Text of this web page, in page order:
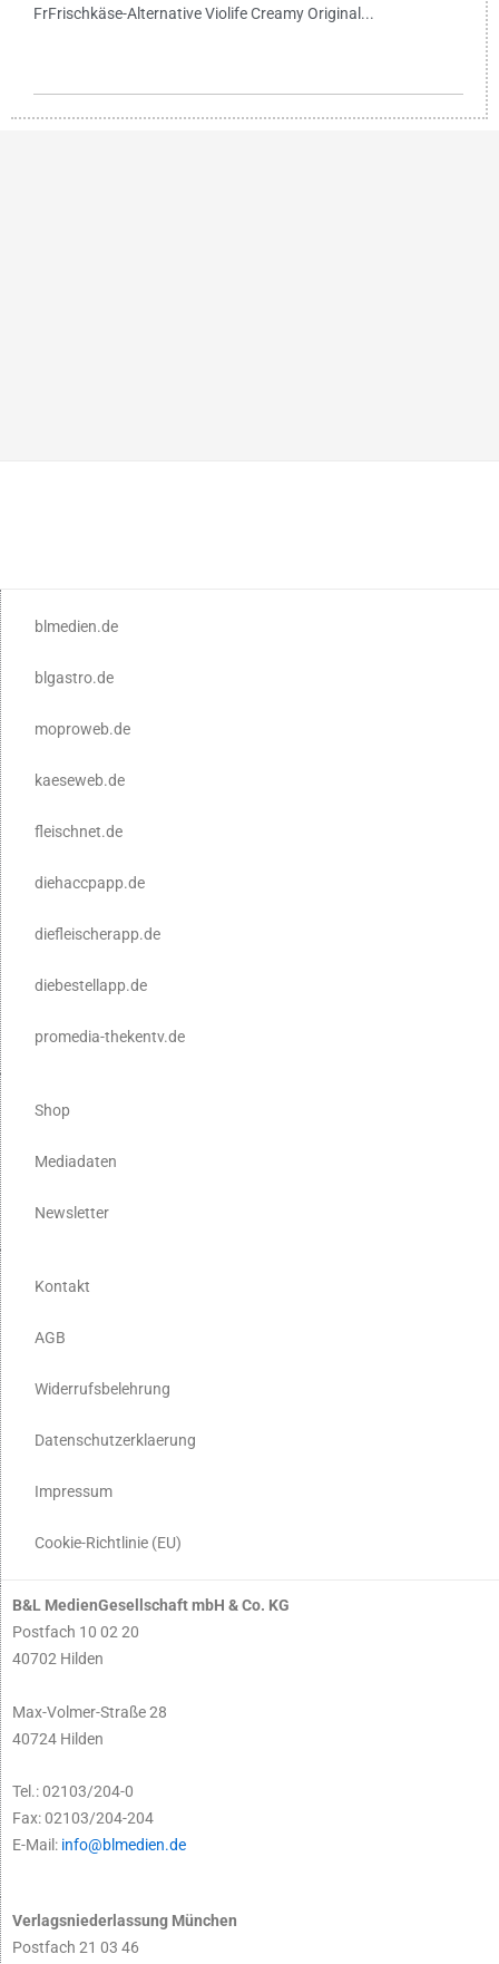
FrFrischkäse-Alternative Violife Creamy Original...
blmedien.de
blgastro.de
moproweb.de
kaeseweb.de
fleischnet.de
diehaccpapp.de
diefleischerapp.de
diebestellapp.de
promedia-thekentv.de
Shop
Mediadaten
Newsletter
Kontakt
AGB
Widerrufsbelehrung
Datenschutzerklaerung
Impressum
Cookie-Richtlinie (EU)
B&L MedienGesellschaft mbH & Co. KG
Postfach 10 02 20
40702 Hilden
Max-Volmer-Straße 28
40724 Hilden
Tel.: 02103/204-0
Fax: 02103/204-204
E-Mail: info@blmedien.de
Verlagsniederlassung München
Postfach 21 03 46